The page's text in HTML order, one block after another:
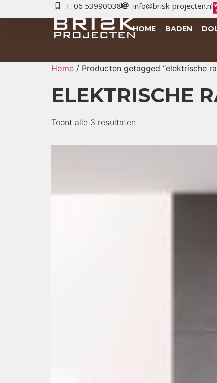
T: 06 53990038 info@brisk-projecten.nl
HOME BADEN
Home / Producten getagged “elektrische
ELEKTRISCHE
Toont alle 3 resultaten